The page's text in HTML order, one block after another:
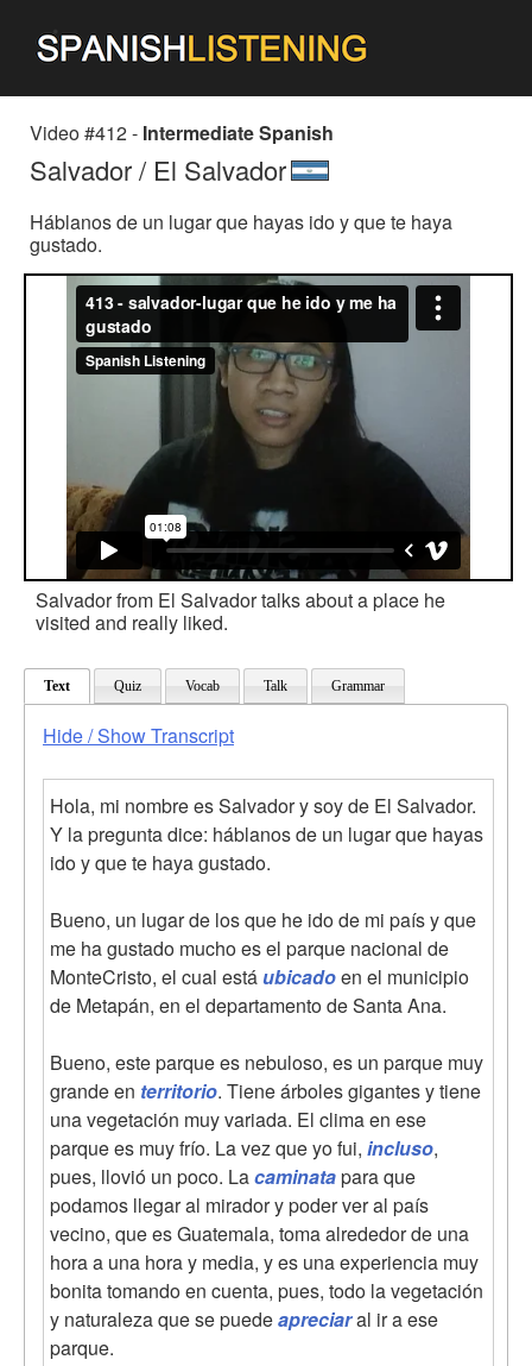
Video #412 - Intermediate Spanish
Salvador / El Salvador
Háblanos de un lugar que hayas ido y que te haya
gustado.
Salvador from El Salvador talks about a place he
visited and really liked.
Text Quiz Vocab Talk Grammar
Hide / Show Transcript
Hola, mi nombre es Salvador y soy de El Salvador.
Y la pregunta dice: háblanos de un lugar que hayas
ido y que te haya gustado.
Bueno, un lugar de los que he ido de mi país y que
me ha gustado mucho es el parque nacional de
MonteCristo, el cual estáubicadoen el municipio
de Metapán, en el departamento de Santa Ana.
Bueno, este parque es nebuloso, es un parque muy
grande en territorio. Tiene árboles gigantes y tiene
una vegetación muy variada. El clima en ese
parque es muy frío. La vez que yo fui, incluso,
pues, llovió un poco. Lacaminatapara que
podamos llegar al mirador y poder ver al país
vecino, que es Guatemala, toma alrededor de una
hora a una hora y media, y es una experiencia muy
bonita tomando en cuenta, pues, todo la vegetación
y naturaleza que se puedeapreciaral ir a ese
parque.